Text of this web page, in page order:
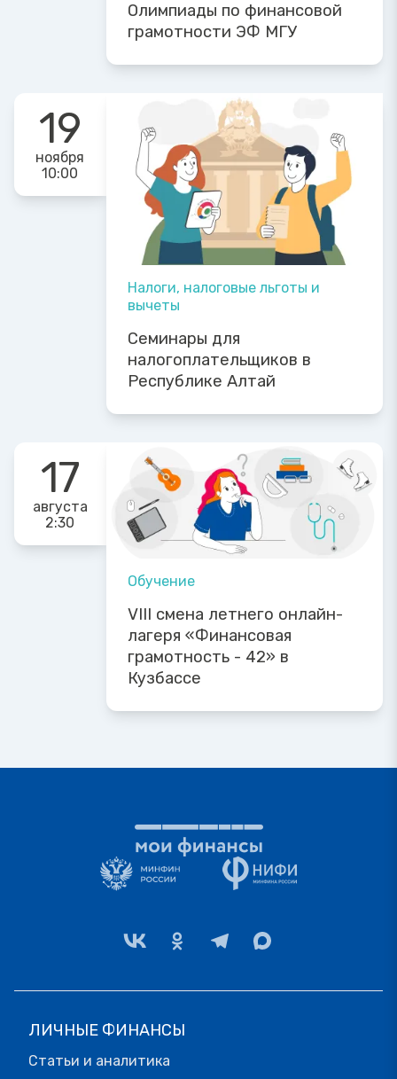
Олимпиады по финансовой
грамотности ЭФ МГУ
19
ноября
10:00
Налоги, налоговые льготы и
вычеты
Семинары для
налогоплательщиков в
Республике Алтай
17
августа
2:30
Обучение
VIII смена летнего онлайн-
лагеря «Финансовая
грамотность - 42» в
Кузбассе
ЛИЧНЫЕ ФИНАНСЫ
Статьи и аналитика